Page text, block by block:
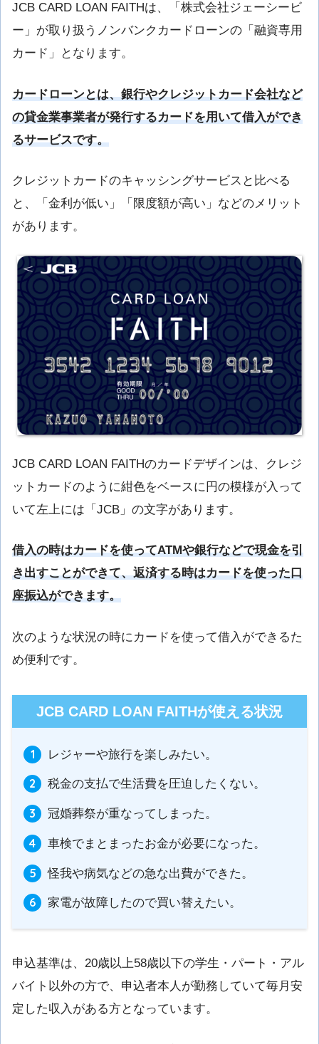
JCB CARD LOAN FAITHは、「株式会社ジェーシービ
ー」が取り扱うノンバンクカードローンの「融資専用
カード」となります。
カードローンとは、銀行やクレジットカード会社など
の貸金業事業者が発行するカードを用いて借入ができ
るサービスです。
クレジットカードのキャッシングサービスと比べる
と、「金利が低い」「限度額が高い」などのメリット
があります。
JCB CARD LOAN FAITHのカードデザインは、クレジ
ットカードのように紺色をベースに円の模様が入って
いて左上には「JCB」の文字があります。
借入の時はカードを使ってATMや銀行などで現金を引
き出すことができて、返済する時はカードを使った口
座振込ができます。
次のような状況の時にカードを使って借入ができるた
め便利です。
JCB CARD LOAN FAITHが使える状況
レジャーや旅行を楽しみたい。
税金の支払で生活費を圧迫したくない。
冠婚葬祭が重なってしまった。
車検でまとまったお金が必要になった。
怪我や病気などの急な出費ができた。
家電が故障したので買い替えたい。
申込基準は、20歳以上58歳以下の学生・パート・アル
バイト以外の方で、申込者本人が勤務していて毎月安
定した収入がある方となっています。